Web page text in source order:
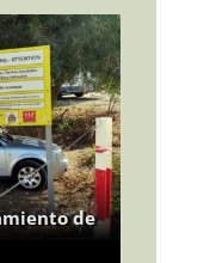
de